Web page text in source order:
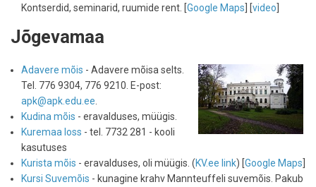
Kontserdid, seminarid, ruumide rent. [Google Maps ] [video
Jõgevamaa
Adavere mõis - Adavere mõisa selts.
Tel. 776 9304, 776 9210. E-post:
apk@apk.edu.ee.
Kudina mõis - eravalduses, müügis.
Kuremaa loss - tel. 7732 281 - kooli
kasutuses
Kurista mõis - eravalduses, oli müügis. (KV.ee link) [Google Maps
Kursi Suvemõis - kunagine krahv Mannteuffeli suvemõis. Pakub